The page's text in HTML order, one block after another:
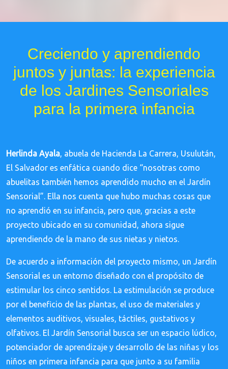
Creciendo y aprendiendo
juntos y juntas: la experiencia
de los Jardines Sensoriales
para la primera infancia
Herlinda Ayala, abuela de Hacienda La Carrera, Usulután,
El Salvador es enfática cuando dice “nosotras como
abuelitas también hemos aprendido mucho en el Jardín
Sensorial”. Ella nos cuenta que hubo muchas cosas que
no aprendió en su infancia, pero que, gracias a este
proyecto ubicado en su comunidad, ahora sigue
aprendiendo de la mano de sus nietas y nietos.
De acuerdo a información del proyecto mismo, un Jardín
Sensorial es un entorno diseñado con el propósito de
estimular los cinco sentidos. La estimulación se produce
por el beneficio de las plantas, el uso de materiales y
elementos auditivos, visuales, táctiles, gustativos y
olfativos. El Jardín Sensorial busca ser un espacio lúdico,
potenciador de aprendizaje y desarrollo de las niñas y los
niños en primera infancia para que junto a su familia